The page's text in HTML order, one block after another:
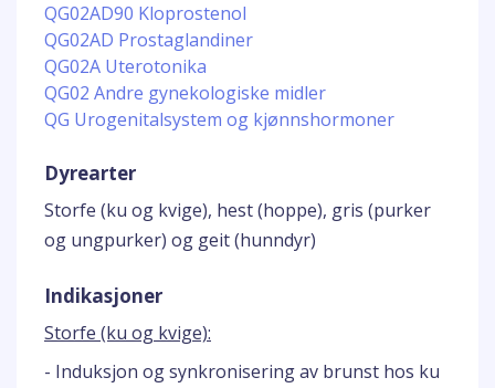
QG02AD90 Kloprostenol
QG02AD Prostaglandiner
QG02A Uterotonika
QG02 Andre gynekologiske midler
QG Urogenitalsystem og kjønnshormoner
Dyrearter
Storfe (ku og kvige), hest (hoppe), gris (purker
og ungpurker) og geit (hunndyr)
Indikasjoner
Storfe (ku og kvige):
- Induksjon og synkronisering av brunst hos ku